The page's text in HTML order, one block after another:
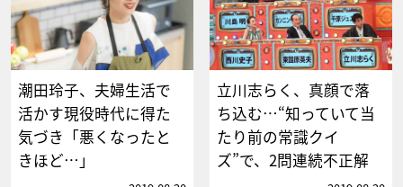
潮田玲子、夫婦生活で
活かす現役時代に得た
気づき「悪くなったと
きほど…」
立川志らく、真顔で落
ち込む…“知っていて当
たり前の常識クイ
ズ”で、2問連続不正解